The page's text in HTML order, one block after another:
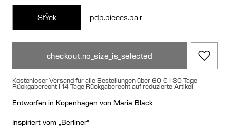
StŸck pdp.pieces.pair
checkout.no_size_is_selected
Kostenloser Versand für alle Bestellungen über 60 € | 30 Tage
Rückgaberecht | 14 Tage Rückgaberecht auf reduzierte Artikel
Entworfen in Kopenhagen von Maria Black
Inspiriert vom „Berliner“